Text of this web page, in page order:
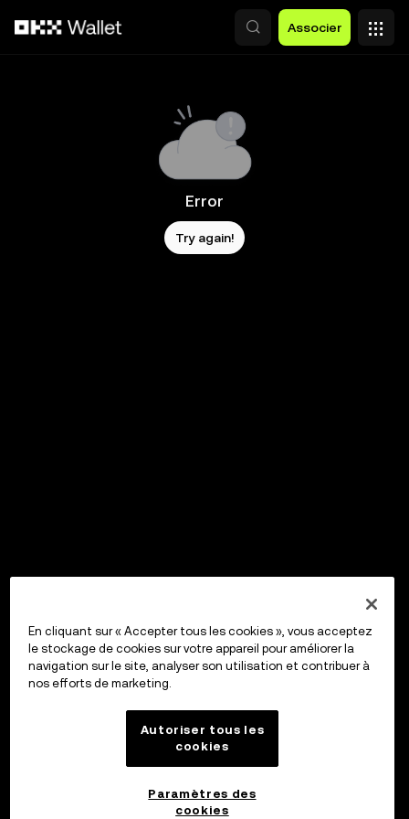
Associer
Error
Try again!
En cliquant sur « Accepter tous les cookies », vous acceptez
le stockage de cookies sur votre appareil pour améliorer la
navigation sur le site, analyser son utilisation et contribuer à
nos efforts de marketing.
Autoriser tous les
cookies
Paramètres des
cookies